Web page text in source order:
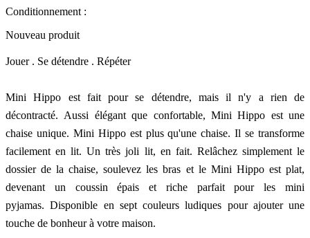
Conditionnement :
Nouveau produit
Jouer . Se détendre . Répéter
Mini Hippo est fait pour se détendre, mais il n'y a rien de
décontracté. Aussi élégant que confortable, Mini Hippo est une
chaise unique. Mini Hippo est plus qu'une chaise.Il se transforme
facilement en lit.Un très joli lit, en fait. Relâchez simplement le
dossier de la chaise, soulevez les bras et le Mini Hippo est plat,
devenant un coussin épais et riche parfait pour les mini
pyjamas.Disponible en sept couleurs ludiques pour ajouter une
touche de bonheur à votre maison.